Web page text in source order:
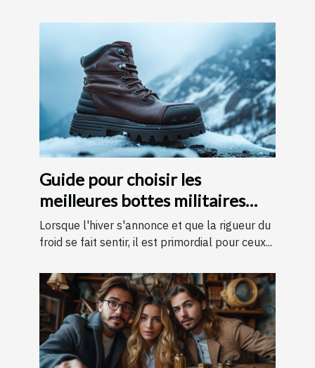
Guide pour choisir les
meilleures bottes militaires
pour l'hiver
Lorsque l'hiver s'annonce et que la rigueur du
froid se fait sentir, il est primordial pour ceux...